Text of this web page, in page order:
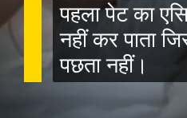
पहला पेट का
नहीं कर पाता
पछता नहीं।